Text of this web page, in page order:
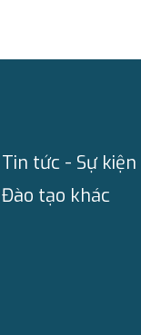
Tin tức - Sự kiện
Đào tạo khác